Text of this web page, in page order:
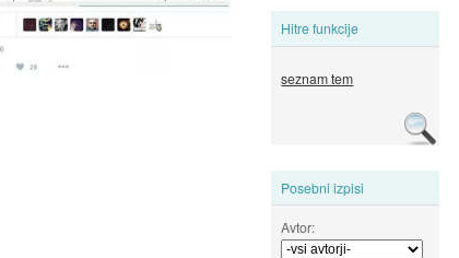
Hitre funkcije
seznam tem
Posebni izpisi
Avtor: